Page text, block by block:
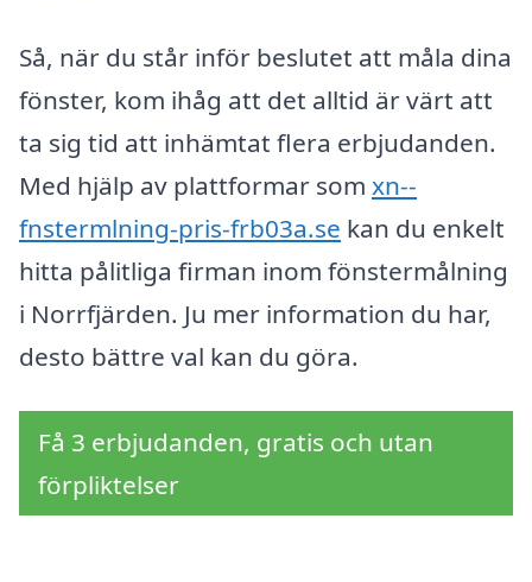
Så, när du står inför beslutet att måla dina
fönster, kom ihåg att det alltid är värt att
ta sig tid att inhämtat flera erbjudanden.
Med hjälp av plattformar som xn--
fnstermlning-pris-frb03a.se kan du enkelt
hitta pålitliga firman inom fönstermålning
i Norrfjärden. Ju mer information du har,
desto bättre val kan du göra.
Få 3 erbjudanden, gratis och utan
förpliktelser